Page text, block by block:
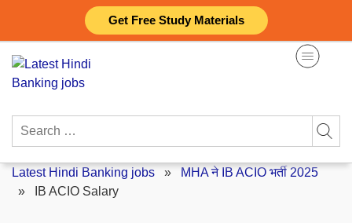
Get Free Study Materials
content
Search
Latest Hindi Banking jobs » MHA ने IB ACIO भर्ती 2025
»
IB ACIO Salary